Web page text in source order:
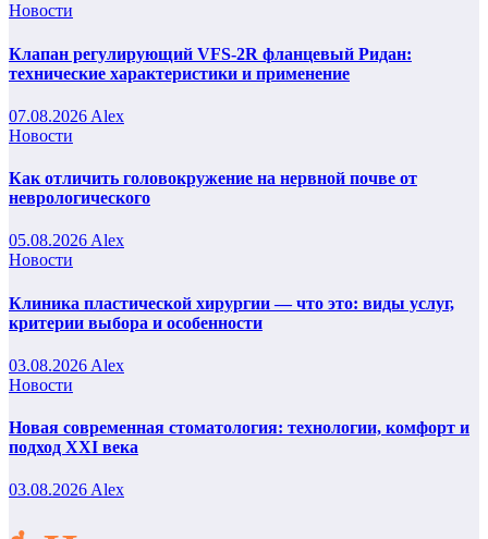
Новости
Клапан регулирующий VFS-2R фланцевый Ридан:
технические характеристики и применение
07.08.2026 Alex
Новости
Как отличить головокружение на нервной почве от
неврологического
05.08.2026 Alex
Новости
Клиника пластической хирургии — что это: виды услуг,
критерии выбора и особенности
03.08.2026 Alex
Новости
Новая современная стоматология: технологии, комфорт и
подход XXI века
03.08.2026Alex